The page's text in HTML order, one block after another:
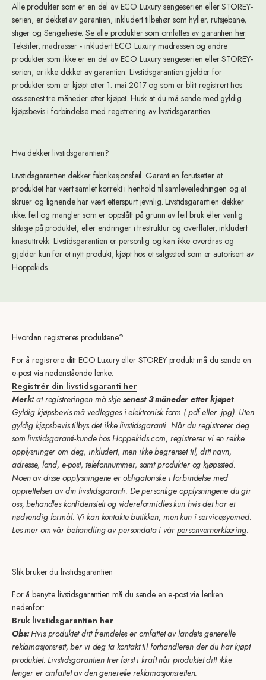
Alle produkter som er en del av ECO Luxury sengeserien eller STOREY-
serien, er dekket av garantien, inkludert tilbehør som hyller, rutsjebane,
stiger og Sengeheste. Se alle produkter som omfattes av garantien her.
Tekstiler, madrasser - inkludert ECO Luxury madrassen og andre
produkter som ikke er en del av ECO Luxury sengeserien eller STOREY-
serien, er ikke dekket av garantien. Livstidsgarantien gjelder for
produkter som er kjøpt etter 1. mai 2017 og som er blitt registrert hos
oss senest tre måneder etter kjøpet. Husk at du må sende med gyldig
kjøpsbevis i forbindelse med registrering av livstidsgarantien.
Hva dekker livstidsgarantien?
Livstidsgarantien dekker fabrikasjonsfeil. Garantien forutsetter at
produktet har vært samlet korrekt i henhold til samleveiledningen og at
skruer og lignende har vært etterspurt jevnlig. Livstidsgarantien dekker
ikke: feil og mangler som er oppstått på grunn av feil bruk eller vanlig
slitasje på produktet, eller endringer i trestruktur og overflater, inkludert
knastuttrekk. Livstidsgarantien er personlig og kan ikke overdras og
gjelder kun for et nytt produkt, kjøpt hos et salgssted som er autorisert av
Hoppekids.
Hvordan registreres produktene?
For å registrere ditt ECO Luxury eller STOREY produkt må du sende en
e-post via nedenstående lenke:
Registrér din livstidsgaranti her
Merk:at registreringen må skje senest 3 måneder etter kjøpet.
Gyldig kjøpsbevis må vedlegges i elektronisk form (.pdf eller .jpg). Uten
gyldig kjøpsbevis tilbys det ikke livstidsgaranti. Når du registrerer deg
som livstidsgaranti-kunde hos Hoppekids.com, registrerer vi en rekke
opplysninger om deg, inkludert, men ikke begrenset til, ditt navn,
adresse, land, e-post, telefonnummer, samt produkter og kjøpssted.
Noen av disse opplysningene er obligatoriske i forbindelse med
opprettelsen av din livstidsgaranti. De personlige opplysningene du gir
oss, behandles konfidensielt og videreformidles kun hvis det har et
nødvendig formål. Vi kan kontakte butikken, men kun i serviceøyemed.
Les mer om vår behandling av persondata i vår personvernerklæring.
Slik bruker du livstidsgarantien
For å benytte livstidsgarantien må du sende en e-post via lenken
nedenfor:
Bruk livstidsgarantien her
Obs:Hvis produktet ditt fremdeles er omfattet av landets generelle
reklamasjonsrett, ber vi deg ta kontakt til forhandleren der du har kjøpt
produktet. Livstidsgarantien trer først i kraft når produktet ditt ikke
lenger er omfattet av den generelle reklamasjonsretten.